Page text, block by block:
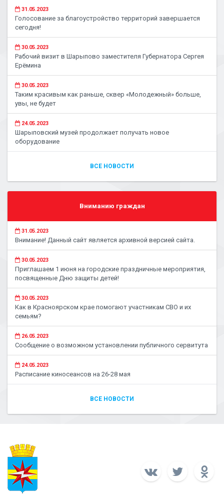
31.05.2023
Голосование за благоустройство территорий завершается
сегодня!
30.05.2023
Рабочий визит в Шарыпово заместителя Губернатора Сергея
Ерёмина
30.05.2023
Таким красивым как раньше, сквер «Молодежный» больше,
увы, не будет
24.05.2023
Шарыповский музей продолжает получать новое
оборудование
ВСЕ НОВОСТИ
Вниманию граждан
31.05.2023
Внимание! Данный сайт является архивной версией сайта.
30.05.2023
Приглашаем 1 июня на городские праздничные мероприятия,
посвященные Дню защиты детей!
30.05.2023
Как в Красноярском крае помогают участникам СВО и их
семьям?
26.05.2023
Сообщение о возможном установлении публичного сервитута
24.05.2023
Расписание киносеансов на 26-28 мая
ВСЕ НОВОСТИ